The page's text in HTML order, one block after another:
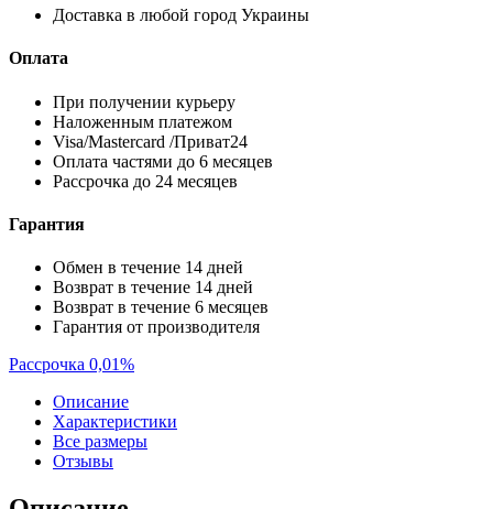
Доставка в любой город Украины
Оплата
При получении курьеру
Наложенным платежом
Visa/Mastercard /Приват24
Оплата частями до 6 месяцев
Рассрочка до 24 месяцев
Гарантия
Обмен в течение 14 дней
Возврат в течение 14 дней
Возврат в течение 6 месяцев
Гарантия от производителя
Рассрочка 0,01%
Описание
Характеристики
Все размеры
Отзывы